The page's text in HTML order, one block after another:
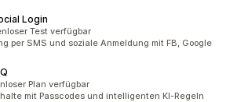
Login
insgesamtTest verfügbar
per SMS und soziale Anmeldung mit FB, Google
insgesamtPlan verfügbar
mit Passcodes und intelligenten KI-Regeln